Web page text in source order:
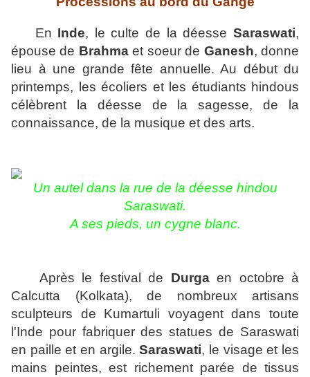
En Inde, le culte de la déesseSaraswati,
épouse de Brahmaet soeur de Ganesh, donne
lieu à une grande fête annuelle. Au début du
printemps, les écoliers et les étudiants hindous
célèbrent la déesse de la sagesse, de la
connaissance, de la musique et des arts.
Un autel dans la rue de la déesse hindou
Saraswati.
A ses pieds, un cygne blanc.
Après le festival de Durgaen octobre à
Calcutta (Kolkata), de nombreux artisans
sculpteurs de Kumartuli voyagent dans toute
l'Inde pour fabriquer des statues de Saraswati
en paille et en argile.Saraswati, le visage et les
mains peintes, est richement parée de tissus